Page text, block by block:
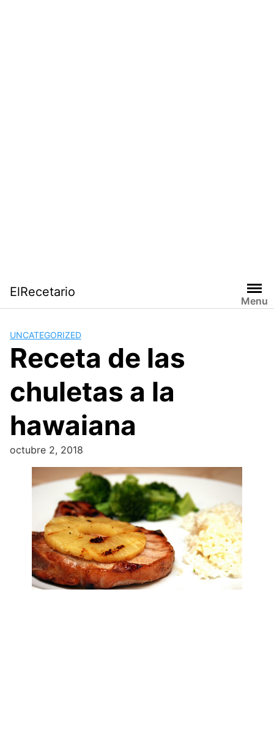
contenido
ElRecetario
Menu
UNCATEGORIZED
Receta de las
chuletas a la
hawaiana
octubre 2, 2018